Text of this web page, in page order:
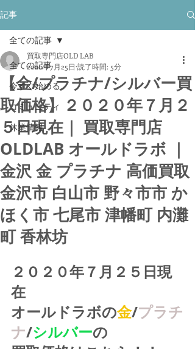
記事
全ての記事
今すぐ始める
コミュニティ
休業情報
全ての記事
【金/プラチナ/シルバー買
取価格】２０２０年７月２
５日現在｜ 買取専門店
OLDLAB オールドラボ ｜
金沢 金 プラチナ 高価買取
金沢市 白山市 野々市市 か
ほく市 七尾市 津幡町 内灘
町 香林坊
買取専門店OLD LAB
2020年7月25日 読了時間: 5分
２０２０年７月２５日現
在
オールドラボの金/プラチ
ナ/シルバーの